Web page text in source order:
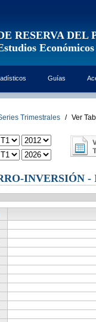
RESERVA DEL
Económicos
Guías
Trimestrales / Ver
INVERSIÓN -